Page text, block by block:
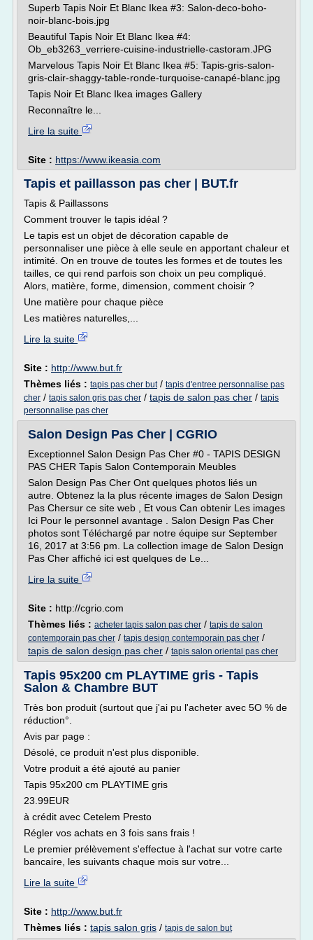
Superb Tapis Noir Et Blanc Ikea #3: Salon-deco-boho-
noir-blanc-bois.jpg
Beautiful Tapis Noir Et Blanc Ikea #4:
Ob_eb3263_verriere-cuisine-industrielle-castoram.JPG
Marvelous Tapis Noir Et Blanc Ikea #5: Tapis-gris-salon-
gris-clair-shaggy-table-ronde-turquoise-canapé-blanc.jpg
Tapis Noir Et Blanc Ikea images Gallery
Reconnaître le...
Lire la suite
Site : https://www.ikeasia.com
Tapis et paillasson pas cher | BUT.fr
Tapis & Paillassons
Comment trouver le tapis idéal ?
Le tapis est un objet de décoration capable de
personnaliser une pièce à elle seule en apportant chaleur et
intimité. On en trouve de toutes les formes et de toutes les
tailles, ce qui rend parfois son choix un peu compliqué.
Alors, matière, forme, dimension, comment choisir ?
Une matière pour chaque pièce
Les matières naturelles,...
Lire la suite
Site : http://www.but.fr
Thèmes liés : tapis pas cher but/ tapis d'entree personnalise pas
cher / tapis salon gris pas cher / tapis de salon pas cher / tapis
personnalise pas cher
Salon Design Pas Cher | CGRIO
Exceptionnel Salon Design Pas Cher #0 - TAPIS DESIGN
PAS CHER Tapis Salon Contemporain Meubles
Salon Design Pas Cher Ont quelques photos liés un
autre. Obtenez la la plus récente images de Salon Design
Pas Chersur ce site web , Et vous Can obtenir Les images
Ici Pour le personnel avantage . Salon Design Pas Cher
photos sont Téléchargé par notre équipe sur September
16, 2017 at 3:56 pm. La collection image de Salon Design
Pas Cher affiché ici est quelques de Le...
Lire la suite
Site : http://cgrio.com
Thèmes liés : acheter tapis salon pas cher / tapis de salon
contemporain pas cher / tapis design contemporain pas cher /
tapis de salon design pas cher / tapis salon oriental pas cher
Tapis 95x200 cm PLAYTIME gris - Tapis
Salon & Chambre BUT
Très bon produit (surtout que j'ai pu l'acheter avec 5O % de
réduction°.
Avis par page :
Désolé, ce produit n'est plus disponible.
Votre produit a été ajouté au panier
Tapis 95x200 cm PLAYTIME gris
23.99EUR
à crédit avec Cetelem Presto
Régler vos achats en 3 fois sans frais !
Le premier prélèvement s'effectue à l'achat sur votre carte
bancaire, les suivants chaque mois sur votre...
Lire la suite
Site : http://www.but.fr
Thèmes liés : tapis salon gris / tapis de salon but